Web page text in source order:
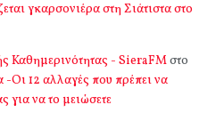
γκαρσονιέρα στη Σιάτιστα στο
Καθημερινότητας - SieraFMστο
-Οι 12 αλλαγές που πρέπει να
για να το μειώσετε